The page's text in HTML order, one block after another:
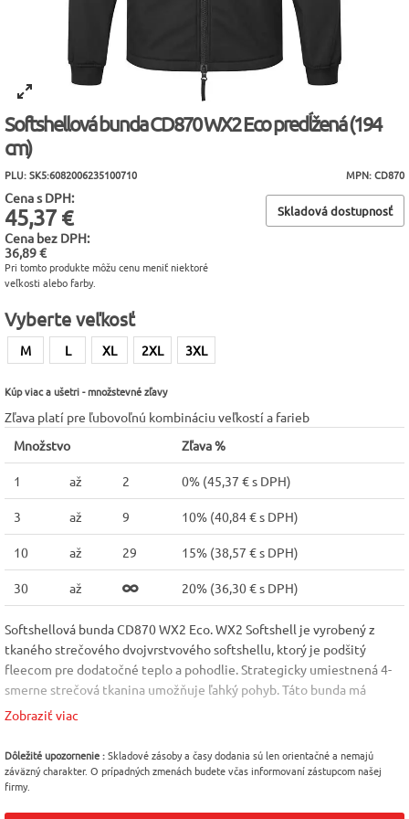
Softshellová bunda CD870 WX2 Eco predĺžená (194
cm)
PLU: SK5:6082006235100710 MPN: CD870
Cena s DPH:
45,37 €
Cena bez DPH:
36,89 €
Pri tomto produkte môžu cenu meniť niektoré
veľkosti alebo farby.
Skladová dostupnosť
Vyberte veľkosť
M L XL 2XL 3XL
Kúp viac a ušetri - množstevné zľavy
Zľava platí pre ľubovoľnú kombináciu veľkostí a farieb
Množstvo
Zľava %
1 až 2 0% (45,37 € s DPH)
3 až 9 10% (40,84 € s DPH)
10 až 29 15% (38,57 € s DPH)
30 až 20% (36,30 € s DPH)
Softshellová bunda CD870 WX2 Eco. WX2 Softshell je vyrobený z
tkaného strečového dvojvrstvového softshellu, ktorý je podšitý
fleecom pre dodatočné teplo a pohodlie. Strategicky umiestnená 4-
smerne strečová tkanina umožňuje ľahký pohyb. Táto bunda má
množstvo technických prvkov vrátane vnútorných a vonkajších
priedušná, vetruvzdorná a vodeodolná tkanina; Extrémne vodeodolná
povrchová úprava tkaniny Texpel™ Splash Eco bez obsahu PFAS, voda
odteká z povrchu tkaniny; Micro polar fleece podšívka spojená s
vetrovkou; Inovatívne strečové obloženia v kľúčových oblastiach
Zobraziť viac
Dôležité upozornenie :Skladové zásoby a časy dodania sú len orientačné a nemajú
záväzný charakter. O prípadných zmenách budete včas informovaní zástupcom našej
firmy.